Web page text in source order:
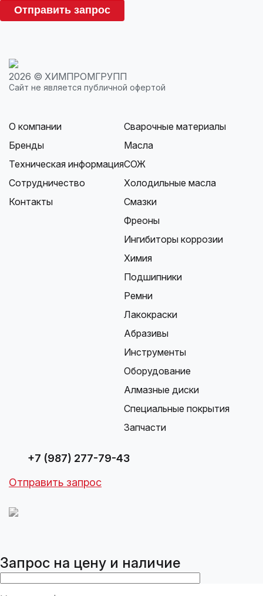
Отправить запрос
2026 © ХИМПРОМГРУПП
Сайт не является публичной офертой
О компании
Бренды
Техническая информация
Сотрудничество
Контакты
Сварочные материалы
Масла
СОЖ
Холодильные масла
Смазки
Фреоны
Ингибиторы коррозии
Химия
Подшипники
Ремни
Лакокраски
Абразивы
Инструменты
Оборудование
Алмазные диски
Специальные покрытия
Запчасти
+7 (987) 277-79-43
Отправить запрос
Запрос на цену и наличие